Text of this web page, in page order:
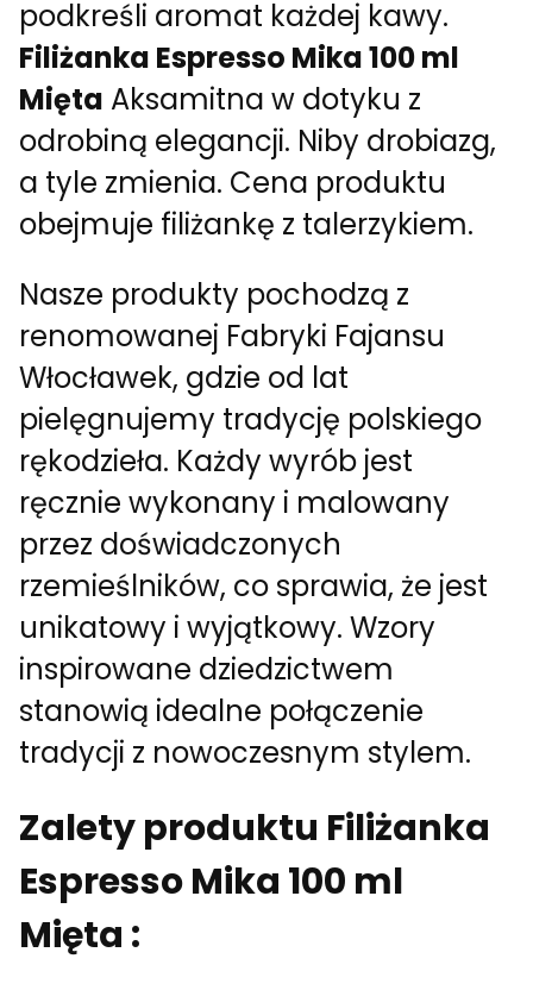
podkreśli aromat każdej kawy.
Filiżanka Espresso Mika 100 ml
Mięta Aksamitna w dotyku z
odrobiną elegancji. Niby drobiazg,
a tyle zmienia. Cena produktu
obejmuje filiżankę z talerzykiem.
Nasze produkty pochodzą z
renomowanej Fabryki Fajansu
Włocławek, gdzie od lat
pielęgnujemy tradycję polskiego
rękodzieła. Każdy wyrób jest
ręcznie wykonany i malowany
przez doświadczonych
rzemieślników, co sprawia, że jest
unikatowy i wyjątkowy. Wzory
inspirowane dziedzictwem
stanowią idealne połączenie
tradycji z nowoczesnym stylem.
Zalety produktu Filiżanka
Espresso Mika 100 ml
Mięta :